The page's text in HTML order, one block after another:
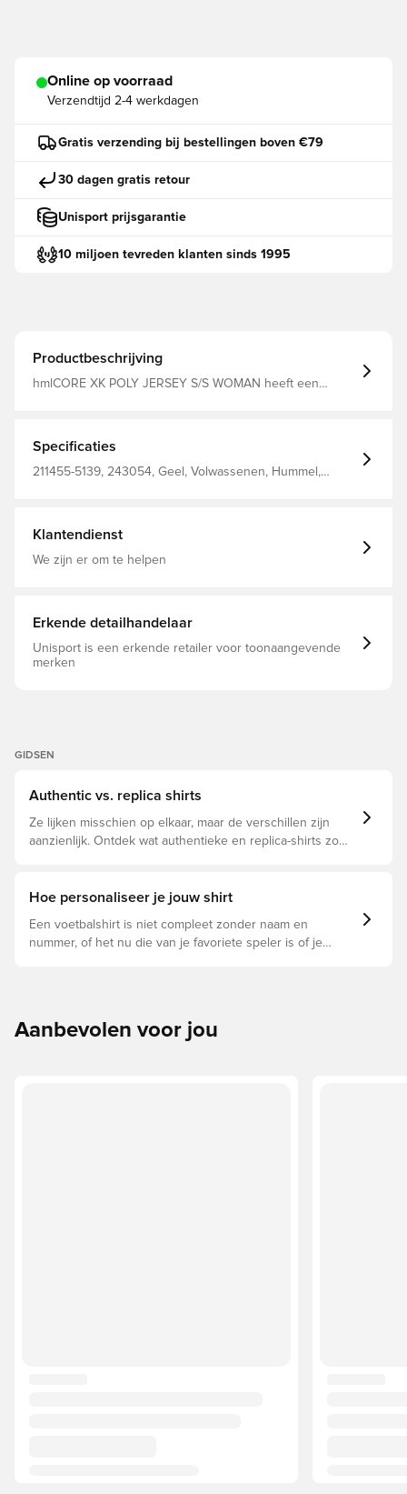
Online op voorraad
Verzendtijd 2-4 werkdagen
Gratis verzending bij bestellingen boven €79
30 dagen gratis retour
Unisport prijsgarantie
10 miljoen tevreden klanten sinds 1995
Productbeschrijving
hmlCORE XK POLY JERSEY S/S WOMAN heeft een
jersey ook extreem duurzaam. De korte mouwen hebben
onze kenmerkende hoeken in een contrasterende kleur
en de sportkraag heeft een extra inzetstuk aan de
Specificaties
211455-5139, 243054, Geel, Volwassenen, Hummel,
Klantendienst
We zijn er om te helpen
Erkende detailhandelaar
Unisport is een erkende retailer voor toonaangevende
merken
GIDSEN
Authentic vs. replica shirts
Ze lijken misschien op elkaar, maar de verschillen zijn
aanzienlijk. Ontdek wat authentieke en replica-shirts zo
Hoe personaliseer je jouw shirt
Een voetbalshirt is niet compleet zonder naam en
nummer, of het nu die van je favoriete speler is of je
Aanbevolen voor jou